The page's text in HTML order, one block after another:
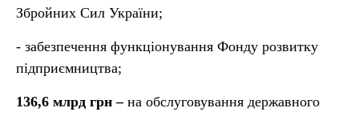
Збройних Сил України;
- забезпечення функціонування Фонду розвитку
підприємництва;
136,6 млрд грн – на обслуговування державного